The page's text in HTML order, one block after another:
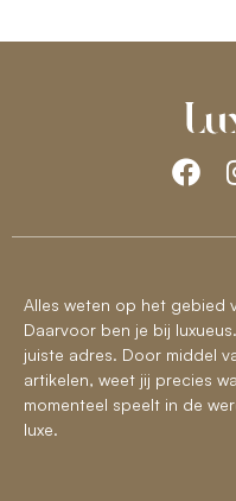
Alles weten op het gebied
Daarvoor ben je bij
juiste adres. Door middel
artikelen, weet jij precies
momenteel speelt in de
luxe.